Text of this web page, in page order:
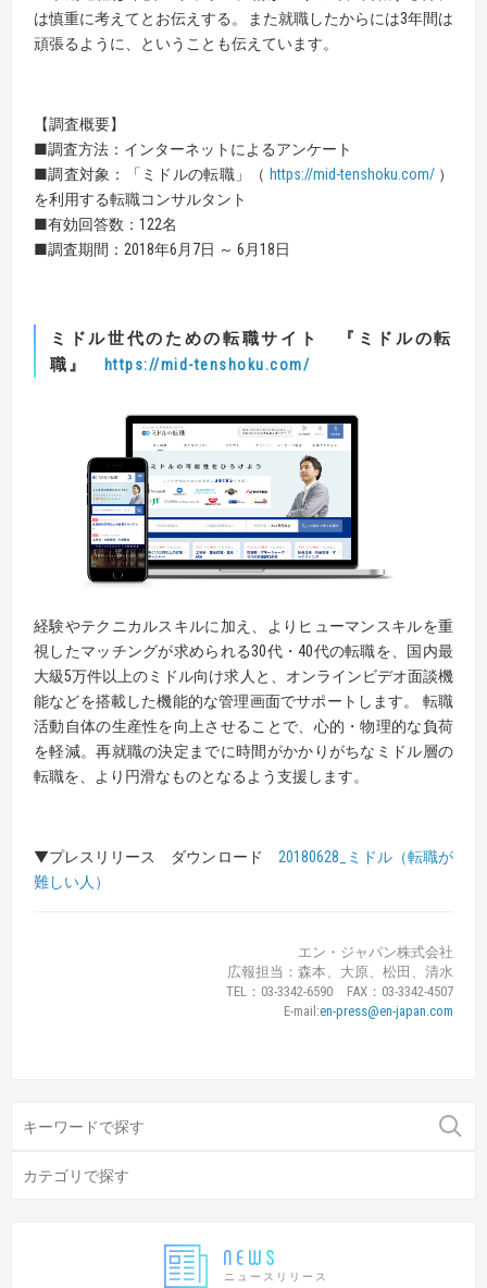
ニュースリリース
は慎重に考えてとお伝えする。また就職したからには3年間は
頑張るように、ということも伝えています。
【調査概要】
■調査方法：インターネットによるアンケート
■調査対象：「ミドルの転職」（ https://mid-tenshoku.com/）
を利用する転職コンサルタント
■有効回答数：122名
■調査期間：2018年6月7日 ～ 6月18日
ミドル世代のための転職サイト 『 ミドルの転
職』 https://mid-tenshoku.com/
経験やテクニカルスキルに加え、よりヒューマンスキルを重
視したマッチングが求められる30代・40代の転職を、国内最
大級5万件以上のミドル向け求人と、オンラインビデオ面談機
能などを搭載した機能的な管理画面でサポートします。 転職
活動自体の生産性を向上させることで、心的・物理的な負荷
を軽減。再就職の決定までに時間がかかりがちなミドル層の
転職を、より円滑なものとなるよう支援します。
▼プレスリリース ダウンロード 20180628_ミドル（転職が
難しい人）
エン・ジャパン株式会社
広報担当：森本、大原、松田、清水
TEL：03-3342-6590 FAX：03-3342-4507
E-mail:en-press@en-japan.com